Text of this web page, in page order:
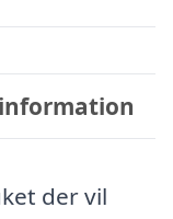
der vil